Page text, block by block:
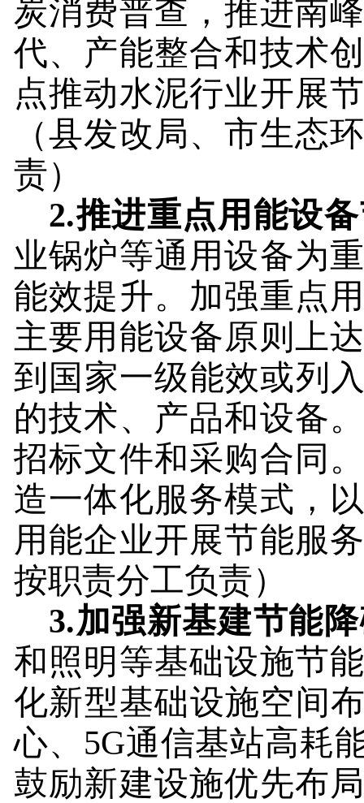
炭消费普查，推进南
代、产能整合和技术
点推动水泥行业开展
（县发改局、市生态
责）
2.推进重点用能设
业锅炉等通用设备为
能效提升。加强重点
主要用能设备原则上
到国家一级能效或列
的技术、产品和设备
招标文件和采购合同
造一体化服务模式，
用能企业开展节能服
按职责分工负责）
3.加强新基建节能
和照明等基础设施节
化新型基础设施空间
心、 5G通信基站高耗
鼓励新建设施优先布